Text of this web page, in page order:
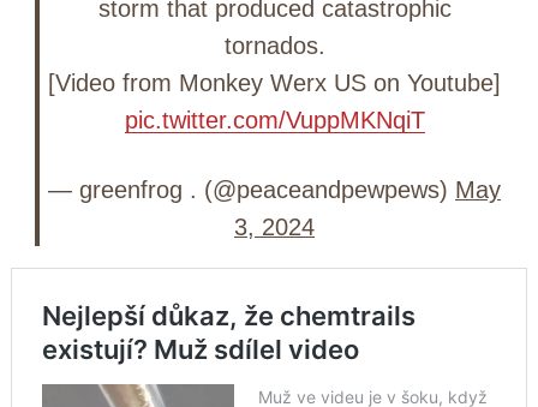
storm that produced catastrophic
tornados.
[Video from Monkey Werx US on Youtube]
pic.twitter.com/VuppMKNqiT
— greenfrog . (@peaceandpewpews) May
3, 2024